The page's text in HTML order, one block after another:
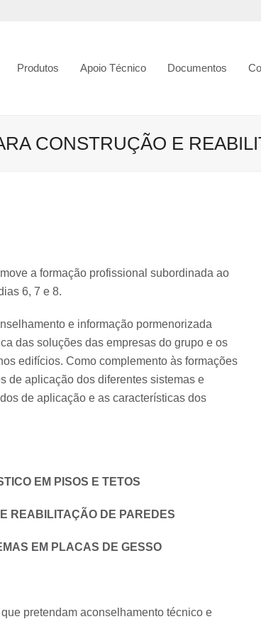
Produtos Apoio Técnico Documentos
CONSTRUÇÃO E
a formação profissional subordinada ao
6, 7 e 8.
e informação pormenorizada
das soluções das empresas do grupo e os
edifícios. Como complemento às formações
de aplicação dos diferentes sistemas e
de aplicação e as características dos
EM PISOS E TETOS
REABILITAÇÃO DE PAREDES
EM PLACAS DE GESSO
pretendam aconselhamento técnico e